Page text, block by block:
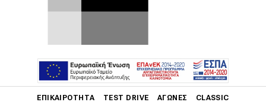
ΕΠΙΚΑΙΡΌΤΗΤΑ TEST DRIVE ΑΓΏΝΕΣ CLASSIC